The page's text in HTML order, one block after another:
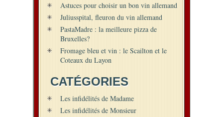
Astuces pour choisir un bon vin allemand
Juliusspital, fleuron du vin allemand
PastaMadre : la meilleure pizza de
Bruxelles?
Fromage bleu et vin : le Scailton et le
Coteaux du Layon
CATÉGORIES
Les infidélités de Madame
Les infidélités de Monsieur